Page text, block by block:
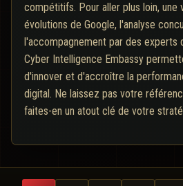
compétitifs. Pour aller plus loin, une
évolutions de Google, l'analyse
l'accompagnement par des experts
Cyber Intelligence Embassy
d'innover et d'accroître la
digital. Ne laissez pas votre
faites-en un atout clé de votre